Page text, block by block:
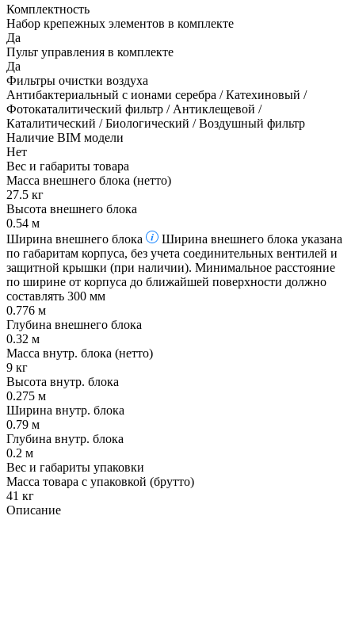
Комплектность
Набор крепежных элементов в комплекте
Да
Пульт управления в комплекте
Да
Фильтры очистки воздуха
Антибактериальный с ионами серебра / Катехиновый /
Фотокаталитический фильтр / Антиклещевой /
Каталитический / Биологический / Воздушный фильтр
Наличие BIM модели
Нет
Вес и габариты товара
Масса внешнего блока (нетто)
27.5 кг
Высота внешнего блока
0.54 м
Ширина внешнего блока
Ширина внешнего блока указана
по габаритам корпуса, без учета соединительных вентилей и
защитной крышки (при наличии). Минимальное расстояние
по ширине от корпуса до ближайшей поверхности должно
составлять 300 мм
0.776 м
Глубина внешнего блока
0.32 м
Масса внутр. блока (нетто)
9 кг
Высота внутр. блока
0.275 м
Ширина внутр. блока
0.79 м
Глубина внутр. блока
0.2 м
Вес и габариты упаковки
Масса товара с упаковкой (брутто)
41 кг
Описание